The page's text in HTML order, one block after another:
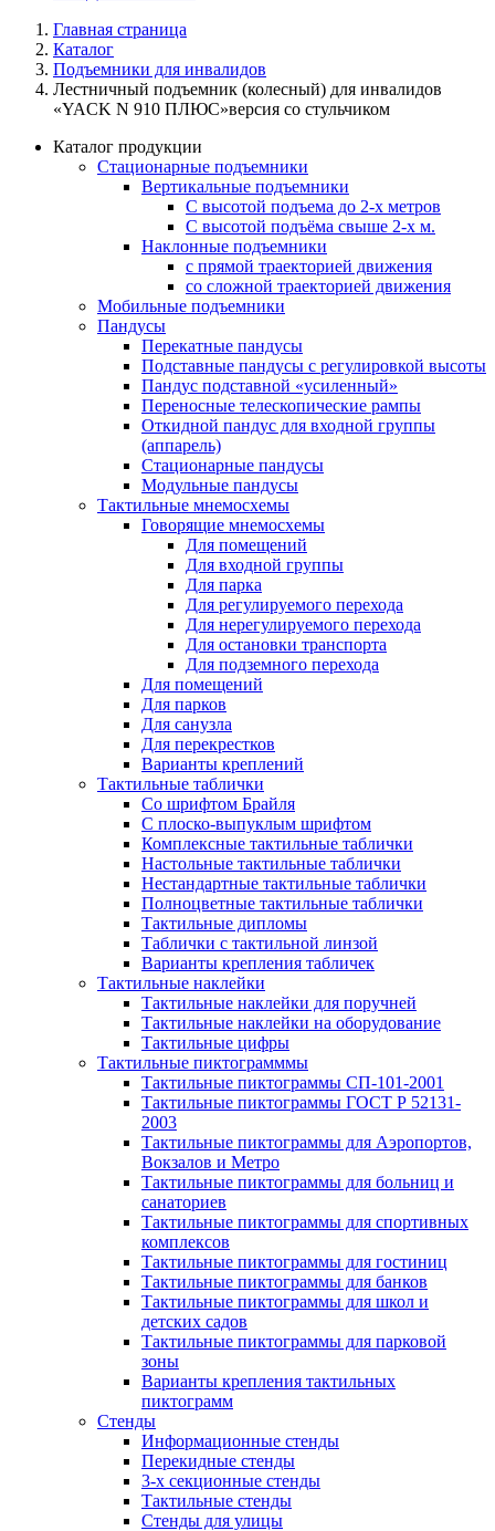
Главная страница
Каталог
Подъемники для инвалидов
Лестничный подъемник (колесный) для инвалидов
«YACK N 910 ПЛЮС»версия со стульчиком
Каталог продукции
Стационарные подъемники
Вертикальные подъемники
С высотой подъема до 2-х метров
С высотой подъёма свыше 2-х м.
Наклонные подъемники
с прямой траекторией движения
со сложной траекторией движения
Мобильные подъемники
Пандусы
Перекатные пандусы
Подставные пандусы с регулировкой выcоты
Пандус подставной «усиленный»
Переносные телескопические рампы
Откидной пандус для входной группы
(аппарель)
Стационарные пандусы
Модульные пандусы
Тактильные мнемосхемы
Говорящие мнемосхемы
Для помещений
Для входной группы
Для парка
Для регулируемого перехода
Для нерегулируемого перехода
Для остановки транспорта
Для подземного перехода
Для помещений
Для парков
Для санузла
Для перекрестков
Варианты креплений
Тактильные таблички
Со шрифтом Брайля
С плоско-выпуклым шрифтом
Комплексные тактильные таблички
Настольные тактильные таблички
Нестандартные тактильные таблички
Полноцветные тактильные таблички
Тактильные дипломы
Таблички с тактильной линзой
Варианты крепления табличек
Тактильные наклейки
Тактильные наклейки для поручней
Тактильные наклейки на оборудование
Тактильные цифры
Тактильные пиктограмммы
Тактильные пиктограммы СП-101-2001
Тактильные пиктограммы ГОСТ Р 52131-
2003
Тактильные пиктограммы для Аэропортов,
Вокзалов и Метро
Тактильные пиктограммы для больниц и
санаториев
Тактильные пиктограммы для спортивных
комплексов
Тактильные пиктограммы для гостиниц
Тактильные пиктограммы для банков
Тактильные пиктограммы для школ и
детских садов
Тактильные пиктограммы для парковой
зоны
Варианты крепления тактильных
пиктограмм
Стенды
Информационные стенды
Перекидные стенды
3-х секционные стенды
Тактильные стенды
Стенды для улицы